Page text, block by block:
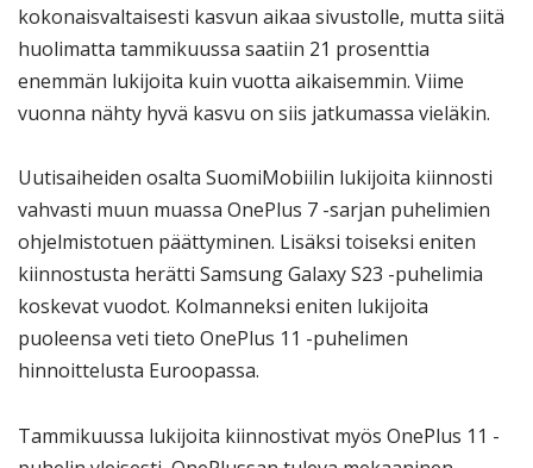
kokonaisvaltaisesti kasvun aikaa sivustolle, mutta siitä
huolimatta tammikuussa saatiin 21 prosenttia
enemmän lukijoita kuin vuotta aikaisemmin. Viime
vuonna nähty hyvä kasvu on siis jatkumassa vieläkin.
Uutisaiheiden osalta SuomiMobiilin lukijoita kiinnosti
vahvasti muun muassa OnePlus 7 -sarjan puhelimien
ohjelmistotuen päättyminen. Lisäksi toiseksi eniten
kiinnostusta herätti Samsung Galaxy S23 -puhelimia
koskevat vuodot. Kolmanneksi eniten lukijoita
puoleensa veti tieto OnePlus 11 -puhelimen
hinnoittelusta Euroopassa.
Tammikuussa lukijoita kiinnostivat myös OnePlus 11 -